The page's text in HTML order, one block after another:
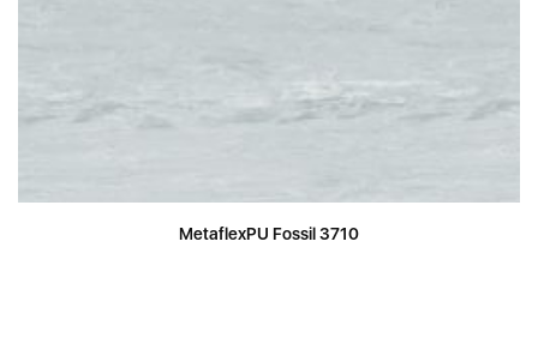
MetaflexPU Fossil 3710